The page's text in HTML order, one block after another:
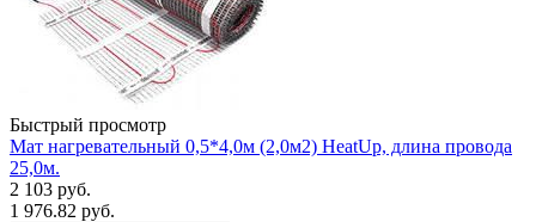
Быстрый просмотр
Мат нагревательный 0,5*4,0м (2,0м2) HeatUp, длина провода
25,0м.
2 103 руб.
1 976.82 руб.